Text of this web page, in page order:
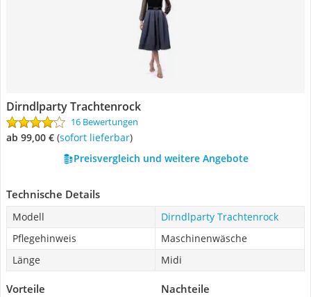
Dirndlparty Trachtenrock
16 Bewertungen
ab 99,00 € ( Sofort lieferbar)
Preisvergleich und weitere Angebote
Technische Details
Modell
Dirndlparty Trachtenrock
Pflegehinweis
Maschinenwäsche
Länge
Midi
Vorteile Nachteile